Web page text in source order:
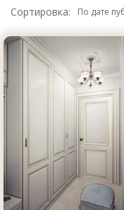
Сортировка: